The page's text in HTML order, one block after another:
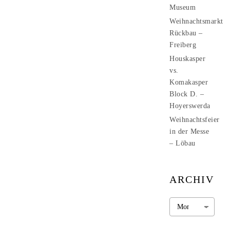
Museum
Weihnachtsmarkt
Rückbau –
Freiberg
Houskasper
vs.
Komakasper
Block D. –
Hoyerswerda
Weihnachtsfeier
in der Messe
– Löbau
ARCHIV
Archiv